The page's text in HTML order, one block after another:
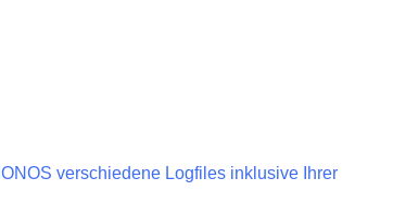
verschiedene Logfiles inklusive Ihrer